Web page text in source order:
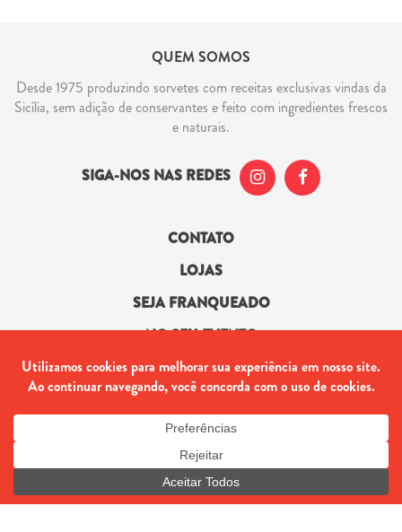
QUEM SOMOS
Desde 1975 produzindo sorvetes com receitas exclusivas vindas da
Sicília, sem adição de conservantes e feito com ingredientes frescos
e naturais.
SIGA-NOS NAS REDES
CONTATO
LOJAS
SEJA FRANQUEADO
NO SEU EVENTO
PARA REVENDA
REGULAMENTAÇÃO
CONTATO
(21) 2442-2523
marketing@sorveteitalia.com